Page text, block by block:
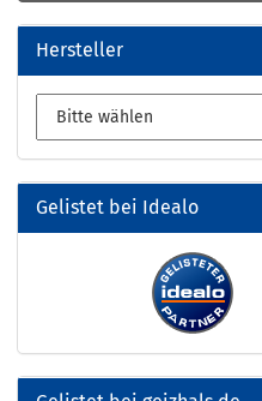
Hersteller
Gelistet bei Idealo